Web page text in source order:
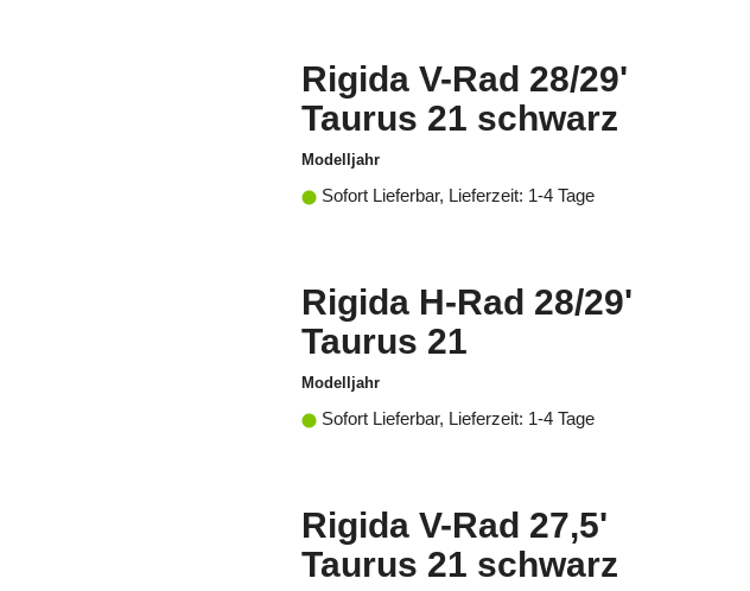
Rigida V-Rad 28/29'
Taurus 21 schwarz
Modelljahr
Sofort Lieferbar, Lieferzeit: 1-4 Tage
Rigida H-Rad 28/29'
Taurus 21
Modelljahr
Sofort Lieferbar, Lieferzeit: 1-4 Tage
Rigida V-Rad 27,5'
Taurus 21 schwarz